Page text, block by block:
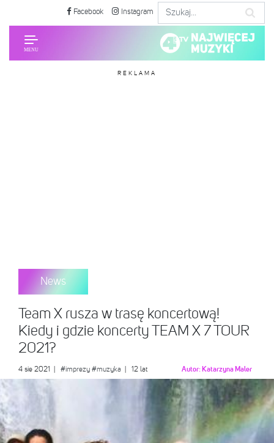
Facebook Instagram
REKLAMA
News
Team X rusza w trasę koncertową!
Kiedy i gdzie koncerty TEAM X 7 TOUR
2021?
4 sie 2021 #imprezy #muzyka | 12 lat Autor: Katarzyna Maler